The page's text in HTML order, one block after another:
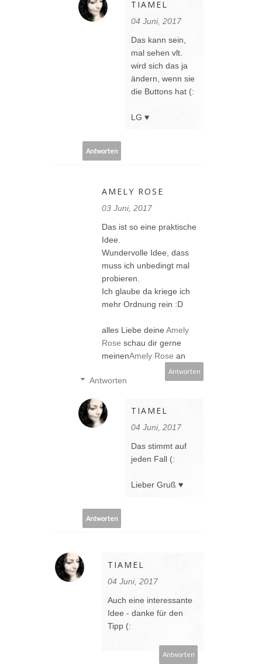
TIAMEL
04 Juni, 2017
Das kann sein,
mal sehen vlt.
wird sich das ja
ändern, wenn sie
die Buttons hat (:
LG ♥
Antworten
AMELY ROSE
03 Juni, 2017
Das ist so eine praktische
Idee.
Wundervolle Idee, dass
muss ich unbedingt mal
probieren.
Ich glaube da kriege ich
mehr Ordnung rein :D
alles Liebe deine Amely
Rose schau dir gerne
meinenAmely Rose an
Antworten
Antworten
TIAMEL
04 Juni, 2017
Das stimmt auf
jeden Fall (:
Lieber Gruß ♥
Antworten
TIAMEL
04 Juni, 2017
Auch eine interessante
Idee - danke für den
Tipp (:
Antworten